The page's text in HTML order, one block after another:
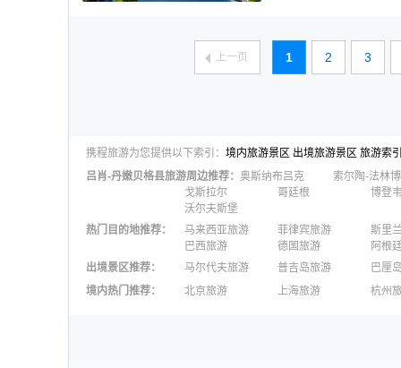
上一页 1 2 3
携程旅游为您提供以下索引： 境内旅游景区 出境旅游景区 旅游索
吕肖-丹嫩贝格县旅游周边推荐： 奥斯纳布吕克
戈斯拉尔
哥廷根
博登
沃尔夫斯堡
热门目的地推荐： 马来西亚旅游 菲律宾旅游
斯里
巴西旅游
德国旅游
阿根
出境景区推荐： 马尔代夫旅游 普吉岛旅游
巴厘
澳大利亚旅游
毛里求斯旅游
苏梅
境内热门推荐： 北京旅游 上海旅游
杭州